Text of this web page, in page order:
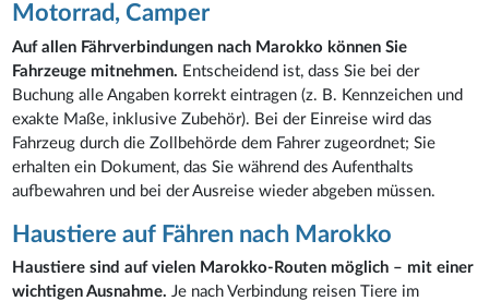
Motorrad, Camper
Auf allen Fährverbindungen nach Marokko können Sie
Fahrzeuge mitnehmen. Entscheidend ist, dass Sie bei der
Buchung alle Angaben korrekt eintragen (z. B. Kennzeichen und
exakte Maße, inklusive Zubehör). Bei der Einreise wird das
Fahrzeug durch die Zollbehörde dem Fahrer zugeordnet; Sie
erhalten ein Dokument, das Sie während des Aufenthalts
aufbewahren und bei der Ausreise wieder abgeben müssen.
Haustiere auf Fähren nach Marokko
Haustiere sind auf vielen Marokko-Routen möglich – mit einer
wichtigen Ausnahme. Je nach Verbindung reisen Tiere im